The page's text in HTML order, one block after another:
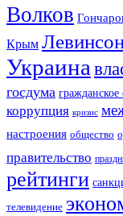
Волков
Крым
Украина
госдума
коррупция кризис
настроения общество
правительство
рейтинги
телевидение